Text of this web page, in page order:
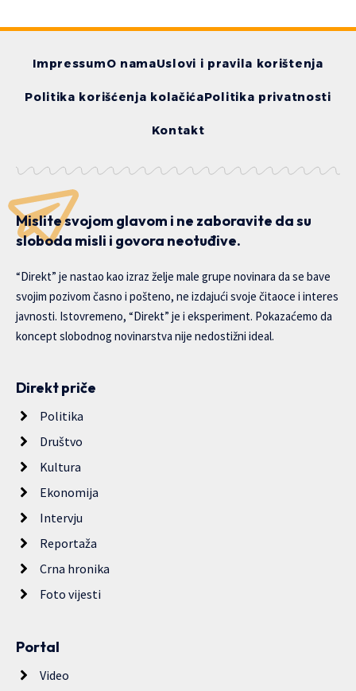
ImpressumO namaUslovi i pravila korištenja
Politika korišćenja kolačićaPolitika privatnosti
Kontakt
Mislite svojom glavom i ne zaboravite da su
sloboda misli i govora neotuđive.
“Direkt” je nastao kao izraz želje male grupe novinara da se bave
svojim pozivom časno i pošteno, ne izdajući svoje čitaoce i interes
javnosti. Istovremeno, “Direkt” je i eksperiment. Pokazaćemo da
koncept slobodnog novinarstva nije nedostižni ideal.
Direkt priče
Politika
Društvo
Kultura
Ekonomija
Intervju
Reportaža
Crna hronika
Foto vijesti
Portal
Video